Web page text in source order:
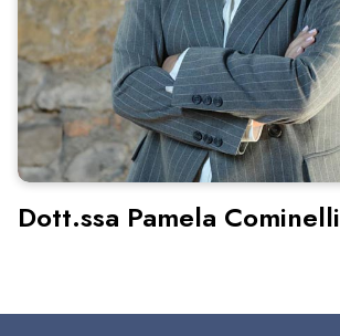
Dott.ssa Pamela Cominelli